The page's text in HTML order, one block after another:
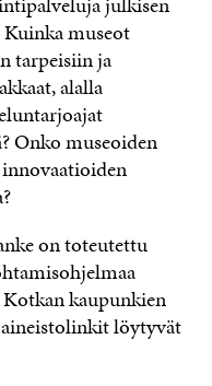
Kuinka museot
tarpeisiin ja
alalla
Onko museoiden
on toteutettu
kaupunkien
aineistolinkit löytyvät